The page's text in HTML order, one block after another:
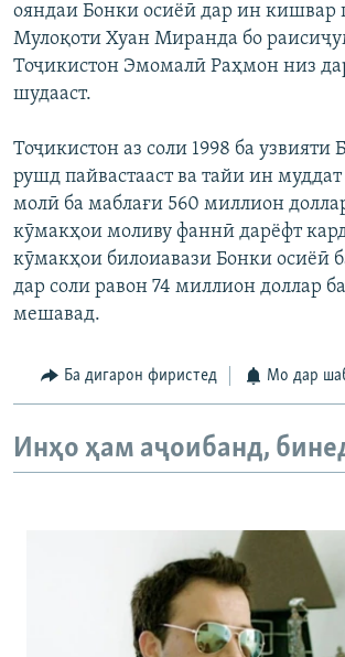
ояндаи Бонки осиёӣ дар ин кишвар
Мулоқоти Хуан Миранда бо
Тоҷикистон Эмомалӣ Раҳмон низ
шудааст.
Тоҷикистон аз соли 1998 ба узвияти
рушд пайвастааст ва тайи ин
молӣ ба маблағи 560 миллион
кӯмакҳои моливу фаннӣ дарёфт
кӯмакҳои билоиавази Бонки осиёӣ
дар соли равон 74 миллион доллар
мешавад.
Ба дигарон фиристед Мо дар
Инҳо ҳам аҷоибанд,